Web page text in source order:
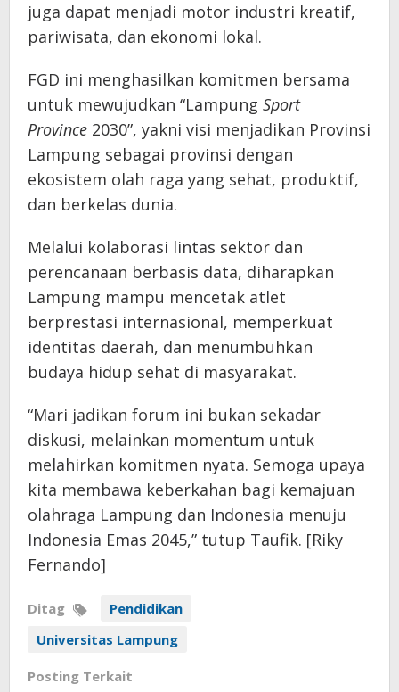
juga dapat menjadi motor industri kreatif,
pariwisata, dan ekonomi lokal.
FGD ini menghasilkan komitmen bersama
untuk mewujudkan “Lampung Sport
Province 2030”, yakni visi menjadikan Provinsi
Lampung sebagai provinsi dengan
ekosistem olah raga yang sehat, produktif,
dan berkelas dunia.
Melalui kolaborasi lintas sektor dan
perencanaan berbasis data, diharapkan
Lampung mampu mencetak atlet
berprestasi internasional, memperkuat
identitas daerah, dan menumbuhkan
budaya hidup sehat di masyarakat.
“Mari jadikan forum ini bukan sekadar
diskusi, melainkan momentum untuk
melahirkan komitmen nyata. Semoga upaya
kita membawa keberkahan bagi kemajuan
olahraga Lampung dan Indonesia menuju
Indonesia Emas 2045,” tutup Taufik. [Riky
Fernando]
Ditag
Pendidikan
Universitas Lampung
Posting Terkait